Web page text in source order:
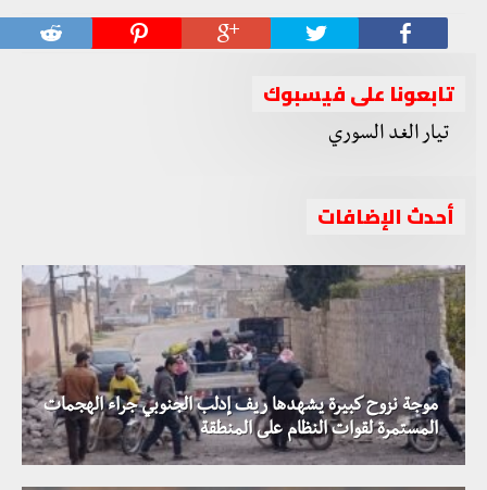
تابعونا على فيسبوك
أحدث الإضافات
موجة نزوح كبيرة يشهدها ريف إدلب الجنوبي جراء الهجمات
المستمرة لقوات النظام على المنطقة